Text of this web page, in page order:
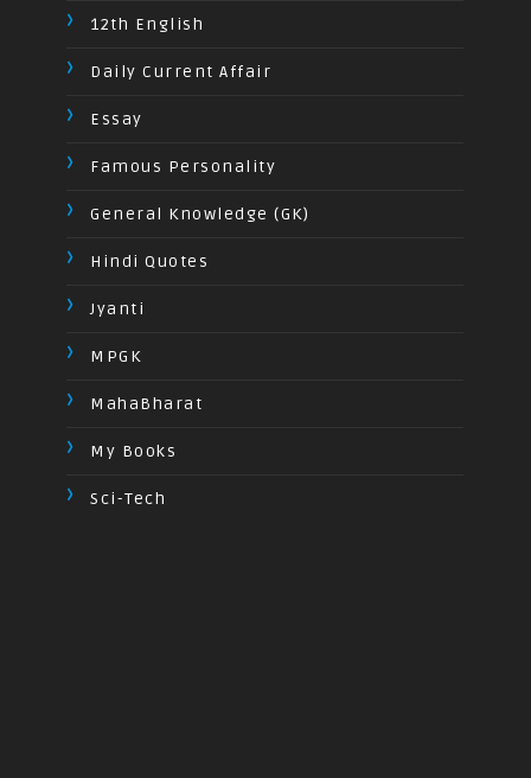
12th English
Daily Current Affair
Essay
Famous Personality
General Knowledge (GK)
Hindi Quotes
Jyanti
MPGK
MahaBharat
My Books
Sci-Tech